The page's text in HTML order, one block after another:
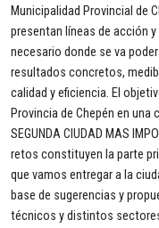
Municipalidad Provincial de
presentan líneas de acción
necesario donde se va
resultados concretos,
calidad y eficiencia. El
Provincia de Chepén en
SEGUNDA CIUDAD MAS
retos constituyen la parte
que vamos entregar a la
base de sugerencias y
técnicos y distintos